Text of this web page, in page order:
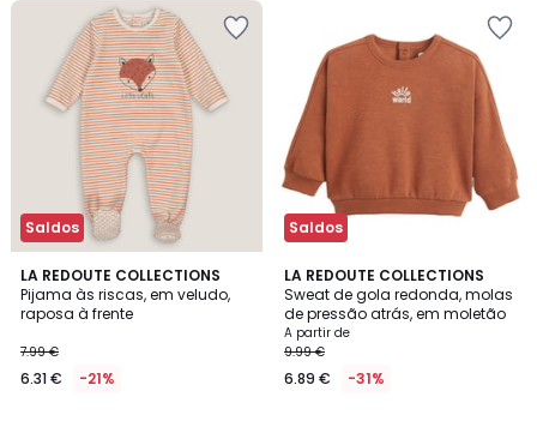
Saldos
LA REDOUTE COLLECTIONS
Pijama às riscas, em veludo,
raposa à frente
7.99 €
6.31 € -21%
4,4
/ 5
Saldos
LA REDOUTE COLLECTIONS
Sweat de gola redonda, molas
de pressão atrás, em moletão
A partir de
9.99 €
6.89 € -31%
4,3
/ 5
2
Cores